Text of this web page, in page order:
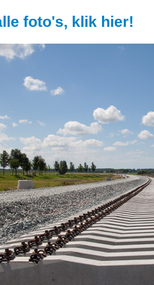
foto's, klik hier!